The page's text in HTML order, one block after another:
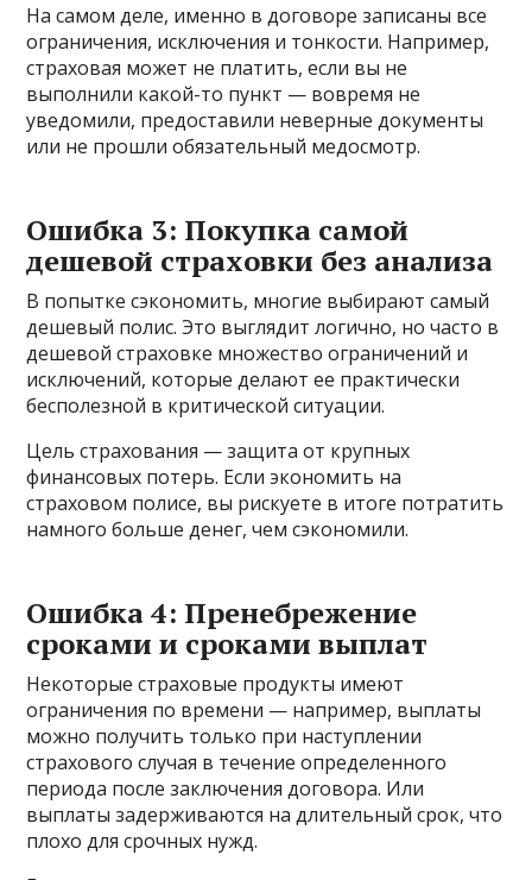
На самом деле, именно в договоре записаны все
ограничения, исключения и тонкости. Например,
страховая может не платить, если вы не
выполнили какой-то пункт — вовремя не
уведомили, предоставили неверные документы
или не прошли обязательный медосмотр.
Ошибка 3: Покупка самой
дешевой страховки без анализа
В попытке сэкономить, многие выбирают самый
дешевый полис. Это выглядит логично, но часто в
дешевой страховке множество ограничений и
исключений, которые делают ее практически
бесполезной в критической ситуации.
Цель страхования — защита от крупных
финансовых потерь. Если экономить на
страховом полисе, вы рискуете в итоге потратить
намного больше денег, чем сэкономили.
Ошибка 4: Пренебрежение
сроками и сроками выплат
Некоторые страховые продукты имеют
ограничения по времени — например, выплаты
можно получить только при наступлении
страхового случая в течение определенного
периода после заключения договора. Или
выплаты задерживаются на длительный срок, что
плохо для срочных нужд.